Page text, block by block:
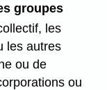
groupes
les
les autres
ou de
ou